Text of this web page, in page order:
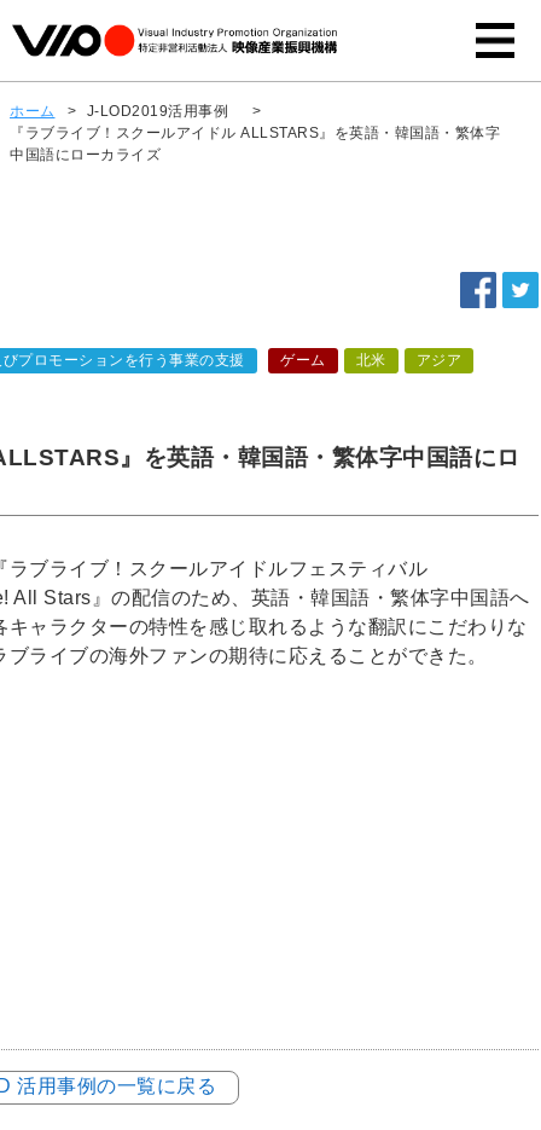
ホーム > J-LOD2019活用事例
>
『ラブライブ！スクールアイドル ALLSTARS』を英語・韓国語・繁体字
中国語にローカライズ
プロモーションを行う事業の支援 ゲーム 北米 アジア
』を英語・韓国語・繁体字中国語にロ
ブライブ！スクールアイドルフェスティバル
Stars』の配信のため、英語・韓国語・繁体字中国語へ
ャラクターの特性を感じ取れるような翻訳にこだわりな
ライブの海外ファンの期待に応えることができた。
活用事例の一覧に戻る